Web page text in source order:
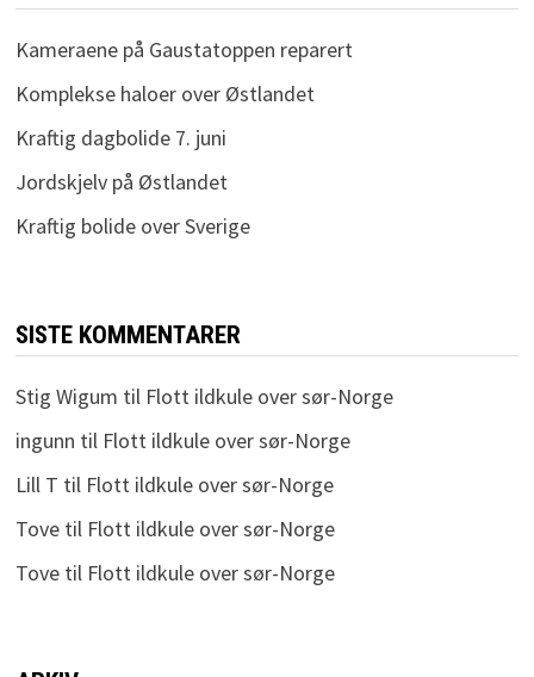
Kameraene på Gaustatoppen reparert
Komplekse haloer over Østlandet
Kraftig dagbolide 7. juni
Jordskjelv på Østlandet
Kraftig bolide over Sverige
SISTE KOMMENTARER
Stig Wigum til Flott ildkule over sør-Norge
ingunn til Flott ildkule over sør-Norge
Lill T til Flott ildkule over sør-Norge
Tovetil Flott ildkule over sør-Norge
Tovetil Flott ildkule over sør-Norge